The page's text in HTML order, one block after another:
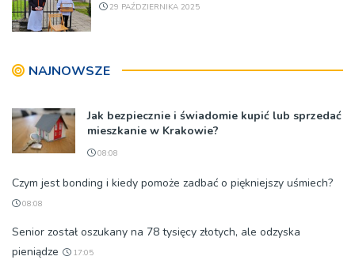
29 PAŹDZIERNIKA 2025
NAJNOWSZE
Jak bezpiecznie i świadomie kupić lub sprzedać
mieszkanie w Krakowie?
08:08
Czym jest bonding i kiedy pomoże zadbać o piękniejszy uśmiech?
08:08
Senior został oszukany na 78 tysięcy złotych, ale odzyska
pieniądze
17:05